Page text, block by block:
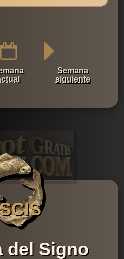
Semana
siguiente
del Signo